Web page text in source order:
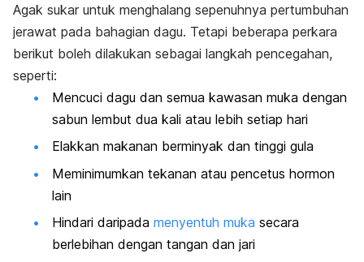
Agak sukar untuk menghalang sepenuhnya pertumbuhan
jerawat pada bahagian dagu. Tetapi beberapa perkara
berikut boleh dilakukan sebagai langkah pencegahan,
seperti:
Mencuci dagu dan semua kawasan muka dengan
sabun lembut dua kali atau lebih setiap hari
Elakkan makanan berminyak dan tinggi gula
Meminimumkan tekanan atau pencetus hormon
lain
Hindari daripada menyentuh muka secara
berlebihan dengan tangan dan jari